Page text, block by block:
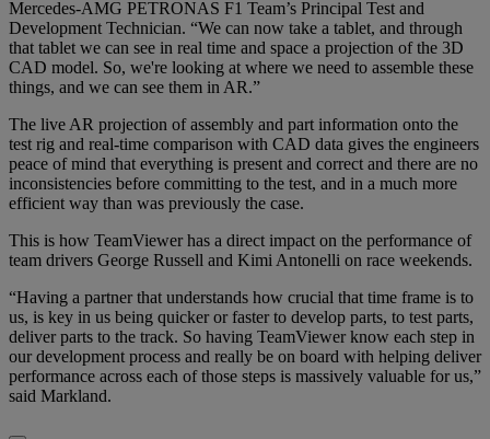
Mercedes-AMG PETRONAS F1 Team’s Principal Test and
Development Technician. “We can now take a tablet, and through
that tablet we can see in real time and space a projection of the 3D
CAD model. So, we're looking at where we need to assemble these
things, and we can see them in AR.”
The live AR projection of assembly and part information onto the
test rig and real-time comparison with CAD data gives the engineers
peace of mind that everything is present and correct and there are no
inconsistencies before committing to the test, and in a much more
efficient way than was previously the case.
This is how TeamViewer has a direct impact on the performance of
team drivers George Russell and Kimi Antonelli on race weekends.
“Having a partner that understands how crucial that time frame is to
us, is key in us being quicker or faster to develop parts, to test parts,
deliver parts to the track. So having TeamViewer know each step in
our development process and really be on board with helping deliver
performance across each of those steps is massively valuable for us,”
said Markland.